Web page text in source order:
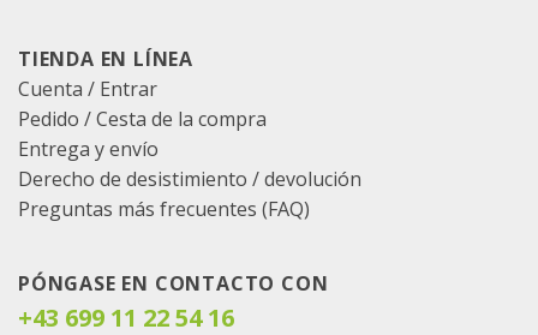
TIENDA EN LÍNEA
Cuenta / Entrar
Pedido /Cesta de la compra
Entrega y envío
Derecho de desistimiento / devolución
Preguntas más frecuentes (FAQ)
PÓNGASE EN CONTACTO CON
+43 699 11 22 54 16